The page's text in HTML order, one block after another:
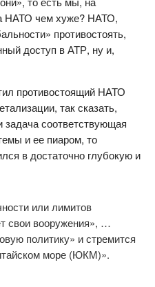
НАТО чем хуже? НАТО,
противостоять,
доступ в АТР, ну и,
противостоящий НАТО
так сказать,
задача соответствующая
и ее пиаром, то
в достаточно глубокую и
или лимитов
свои вооружения», …
политику» и стремится
море (ЮКМ)».